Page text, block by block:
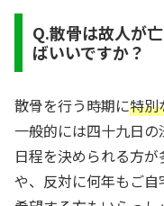
Q.散骨は故人が
ばいいですか？
散骨を行う時期に特別
一般的には四十九日
日程を決められる方
や、反対に何年もご